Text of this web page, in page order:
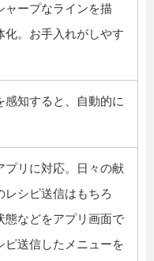
ャープなラインを描
化。お手入れがしやす
感知すると、自動的に
プリに対応。日々の献
レシピ送信はもちろ
態などをアプリ画面で
ピ送信したメニューを